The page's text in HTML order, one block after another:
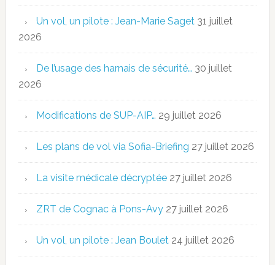
Un vol, un pilote : Jean-Marie Saget 31 juillet
2026
De l’usage des harnais de sécurité… 30 juillet
2026
Modifications de SUP-AIP… 29 juillet 2026
Les plans de vol via Sofia-Briefing 27 juillet 2026
La visite médicale décryptée 27 juillet 2026
ZRT de Cognac à Pons-Avy 27 juillet 2026
Un vol, un pilote : Jean Boulet 24 juillet 2026